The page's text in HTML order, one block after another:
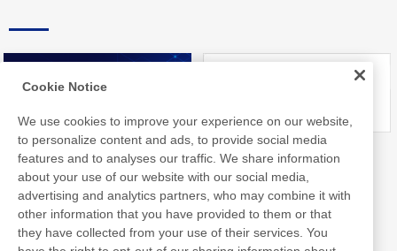
Nitto Library FAQ about Products
Cookie Notice
We use cookies to improve your experience on our website,
to personalize content and ads, to provide social media
features and to analyses our traffic. We share information
about your use of our website with our social media,
advertising and analytics partners, who may combine it with
other information that you have provided to them or that
they have collected from your use of their services. You